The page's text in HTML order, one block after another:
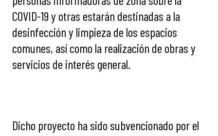
COVID-19 y otras estarán destinadas a la
desinfección y limpieza de los espacios
comunes, así como la realización de obras y
servicios de interés general.
Dicho proyecto ha sido subvencionado por el